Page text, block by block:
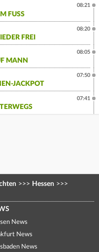
FUSS
08:21
FREI
08:20
MANN
08:05
JACKPOT
07:50
07:41
>>> Hessen >>>
News
News
News